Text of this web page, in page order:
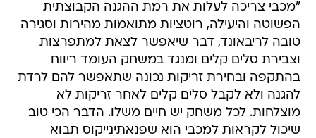
"מכבי צריכה לעלות את רמת ההגנה הקבוצתית
הפשוטה והיעילה, רוטציות מתואמות מהירות וסגירה
טובה לריבאונד, דבר שיאפשר לצאת למתפרצות
וצבירת סלים קלים ומנגד במשחק העומד ריווח
בהתקפה ובחירת זריקות נכונה שתאפשר להם לרדת
להגנה ולא לקבל סלים קלים לאחר זריקות לא
מוצלחות. לכל משחק יש חיים משלו. הדבר הכי טוב
שיכול לקראות למכבי הוא שפנאתינייקוס תבוא